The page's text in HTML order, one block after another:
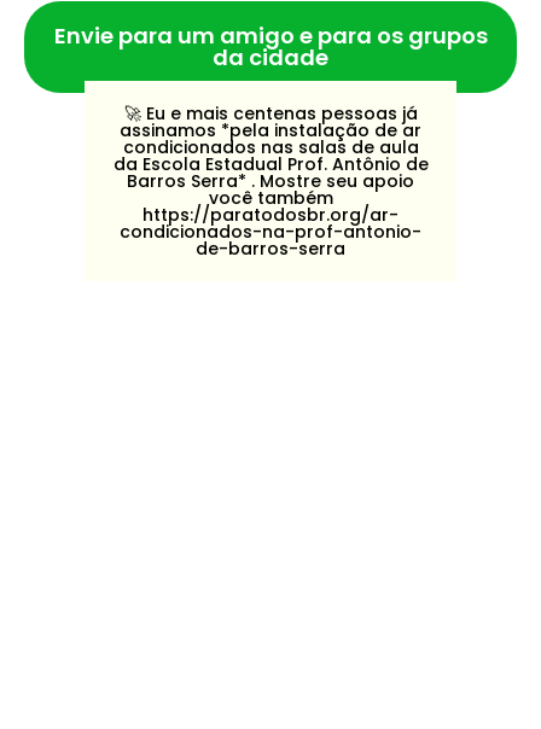
Envie para um amigo e para os grupos
da cidade
🚀️ Eu e mais centenas pessoas já
assinamos *pela instalação de ar
condicionados nas salas de aula
da Escola Estadual Prof. Antônio de
Barros Serra* . Mostre seu apoio
você também
https://paratodosbr.org/ar-
condicionados-na-prof-antonio-
de-barros-serra